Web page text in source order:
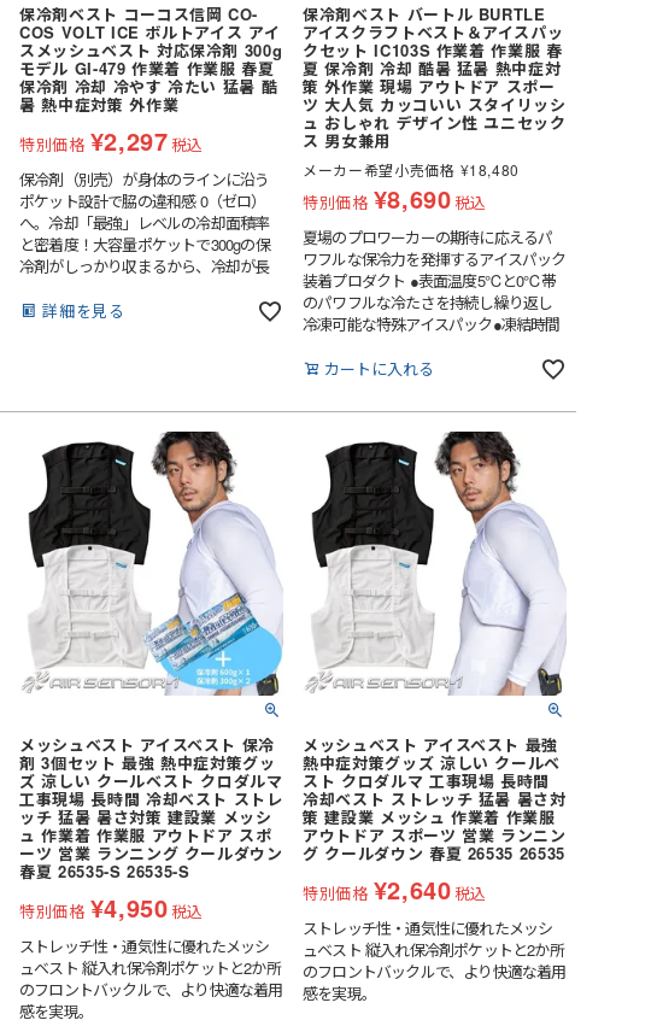
保冷剤ベスト コーコス信岡 CO-
COS VOLT ICE ボルトアイス アイ
スメッシュベスト 対応保冷剤 300g
モデル GI-479 作業着 作業服 春夏
保冷剤 冷却 冷やす 冷たい 猛暑 酷
暑 熱中症対策 外作業
特別価格 ¥2,297税込
保冷剤（別売）が身体のラインに沿う
ポケット設計で脇の違和感 0（ゼロ）
へ。冷却「最強」レベルの冷却面積率
と密着度！大容量ポケットで300gの保
冷剤がしっかり収まるから、冷却が長
ても目立たず、多様なシーンで速攻クー
ト付き。 ※保冷剤は「氷零」「北極」
300gに対応（別売）●パワーメッシュ素
材: ストレッチ性が高く身体にしっかり
フィットし、保冷剤の重さによる負担
も軽減。●幅広いサイズ展開: 幅広い体
型に対応する3サイズ展開（S / F /
3XL）。前ベルトでもサイズ調整が可
能。●多様なシーンで活躍: 作業着、空
調ウェアの下に着用しても目立ちにく
く、多様なシーンで使用できる。空調ウ
ェアが使えないシーンにも最適。●安心
の日本製保冷剤: アルミ＋発泡シートの
特殊な8層構造が、外気熱を防ぎ長時間
の冷却効果を発揮。結露も軽減。
詳細を見る
保冷剤ベスト バートル BURTLE
アイスクラフトベスト＆アイスパッ
クセット IC103S 作業着 作業服 春
夏 保冷剤 冷却 酷暑 猛暑 熱中症対
策 外作業 現場 アウトドア スポー
ツ 大人気 カッコいい スタイリッシ
ュ おしゃれ デザイン性 ユニセック
ス 男女兼用
メーカー希望小売価格 ¥18,480
特別価格 ¥8,690税込
夏場のプロワーカーの期待に応えるパ
ワフルな保冷力を発揮するアイスパック
装着プロダクト ●表面温度5℃と0℃帯
のパワフルな冷たさを持続し繰り返し
冷凍可能な特殊アイスパック●凍結時間
容成分の安全性に優れる特殊低温保冷
を収納するミリタリールックスなベス
ト●男女ユニセックスの着用に対応
カートに入れる
メッシュベスト アイスベスト 保冷
剤 3個セット 最強 熱中症対策グッ
ズ 涼しい クールベスト クロダルマ
工事現場 長時間 冷却ベスト ストレ
ッチ 猛暑 暑さ対策 建設業 メッシ
ュ 作業着 作業服 アウトドア スポ
ーツ 営業 ランニング クールダウン
春夏 26535-S 26535-S
特別価格 ¥4,950税込
ストレッチ性・通気性に優れたメッシ
ュベスト 縦入れ保冷剤ポケットと2か所
のフロントバックルで、より快適な着用
感を実現。
メッシュベスト アイスベスト 最強
熱中症対策グッズ 涼しい クールベ
スト クロダルマ 工事現場 長時間
冷却ベスト ストレッチ 猛暑 暑さ対
策 建設業 メッシュ 作業着 作業服
アウトドア スポーツ 営業 ランニン
グ クールダウン 春夏 26535 26535
特別価格 ¥2,640税込
ストレッチ性・通気性に優れたメッシ
ュベスト 縦入れ保冷剤ポケットと2か所
のフロントバックルで、より快適な着用
感を実現。